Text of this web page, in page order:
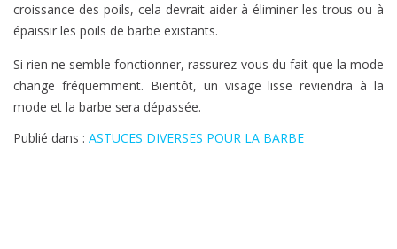
croissance des poils, cela devrait aider à éliminer les trous ou à
épaissir les poils de barbe existants.
Si rien ne semble fonctionner, rassurez-vous du fait que la mode
change fréquemment. Bientôt, un visage lisse reviendra à la
mode et la barbe sera dépassée.
Publié dans : ASTUCES DIVERSES POUR LA BARBE